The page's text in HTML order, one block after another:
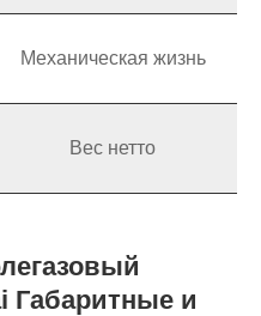
Механическая жизнь
Вес нетто
Габаритные и